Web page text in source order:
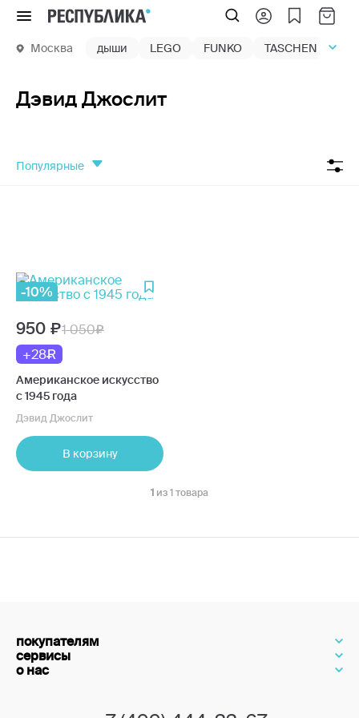
Меню
Москва дыши LEGO FUNKO TASCHEN
Дэвид Джослит
популярные
-10%
950
1 050
+28
Американское искусство
с 1945 года
Дэвид Джослит
В корзину
1 из 1 товара
покупателям
сервисы
о нас